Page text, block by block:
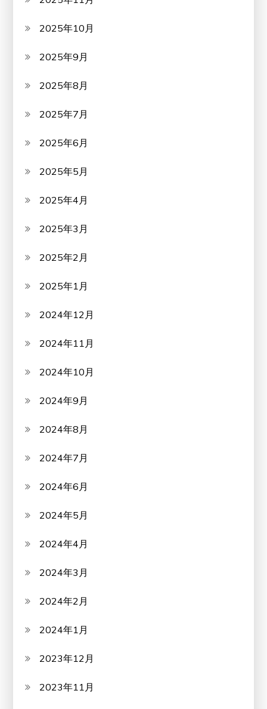
2025年10月
2025年9月
2025年8月
2025年7月
2025年6月
2025年5月
2025年4月
2025年3月
2025年2月
2025年1月
2024年12月
2024年11月
2024年10月
2024年9月
2024年8月
2024年7月
2024年6月
2024年5月
2024年4月
2024年3月
2024年2月
2024年1月
2023年12月
2023年11月